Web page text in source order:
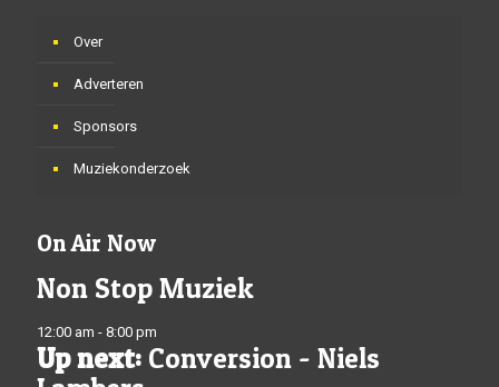
Over
Adverteren
Sponsors
Muziekonderzoek
On Air Now
Non Stop Muziek
12:00 am - 8:00 pm
Up next: Conversion - Niels